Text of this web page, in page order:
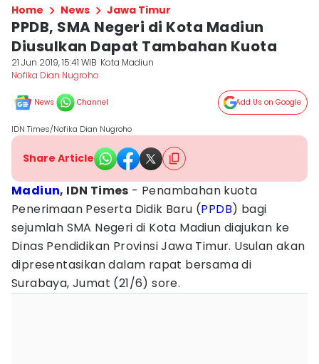
Home News Jawa Timur
PPDB, SMA Negeri di Kota Madiun
Diusulkan Dapat Tambahan Kuota
21 Jun 2019, 15:41 WIB Kota Madiun
Nofika Dian Nugroho
News Channel Add Us on Google
IDN Times/Nofika Dian Nugroho
Share Article
Madiun, IDN Times - Penambahan kuota
Penerimaan Peserta Didik Baru (PPDB) bagi
sejumlah SMA Negeri di Kota Madiun diajukan ke
Dinas Pendidikan Provinsi Jawa Timur. Usulan akan
dipresentasikan dalam rapat bersama di
Surabaya, Jumat (21/6) sore.